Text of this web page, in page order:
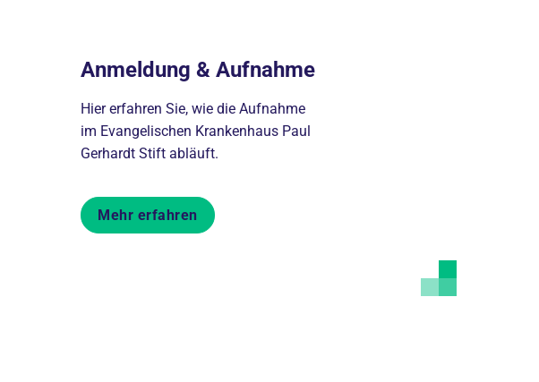
Anmeldung & Aufnahme
Hier erfahren Sie, wie die Aufnahme
im Evangelischen Krankenhaus Paul
Gerhardt Stift abläuft.
Mehr erfahren